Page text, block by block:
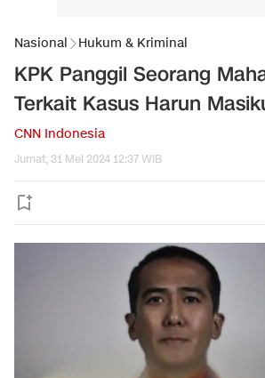
Nasional Hukum & Kriminal
KPK Panggil Seorang
Terkait Kasus Harun
CNN Indonesia
Jumat, 31 Mei 2024 12:37 WIB